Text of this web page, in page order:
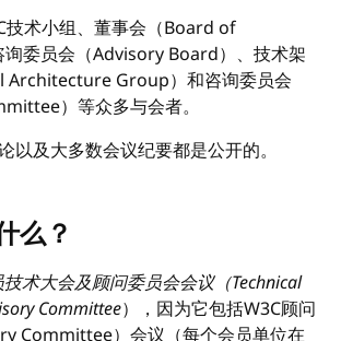
技术小组、董事会（Board of
委员会（Advisory Board）、技术架
Architecture Group）和咨询委员会
）等众多与会者。
以及大多数会议纪要都是公开的。
么？
术大会及顾问委员会会议（Technical
Committee），因为它包括W3C顾问